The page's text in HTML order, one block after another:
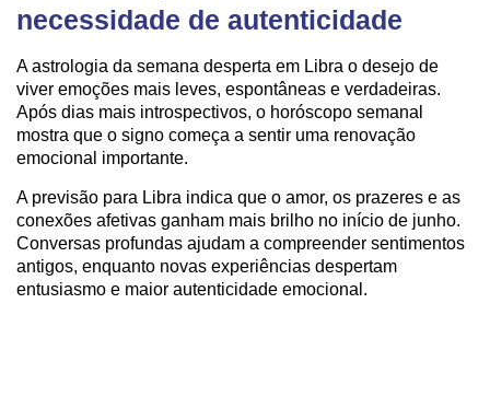
necessidade de autenticidade
A astrologia da semana desperta em Libra o desejo de
viver emoções mais leves, espontâneas e verdadeiras.
Após dias mais introspectivos, o horóscopo semanal
mostra que o signo começa a sentir uma renovação
emocional importante.
A previsão para Libra indica que o amor, os prazeres e as
conexões afetivas ganham mais brilho no início de junho.
Conversas profundas ajudam a compreender sentimentos
antigos, enquanto novas experiências despertam
entusiasmo e maior autenticidade emocional.